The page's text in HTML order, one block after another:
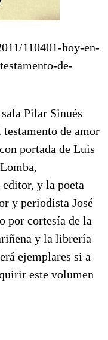
110401-hoy-en-
de-
Pilar Sinués
testamento de amor
portada de Luis
y la poeta
y periodista José
por cortesía de la
y la librería
ejemplares si a
este volumen